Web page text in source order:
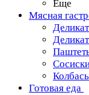
Еще
Мясная
Готовая еда